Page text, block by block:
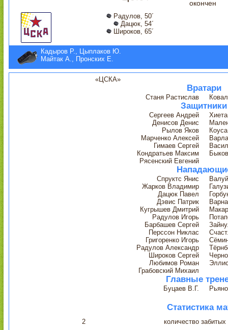
окончен
Радулов, 50´
Дацюк, 54´
Широков, 65´
Кадыров Р., Цыплаков Ю.
Майтак А., Пронских Е.
«ЦСКА»
Вратари
Станя Растислав
Защитники
Сергеев Андрей
Денисов Денис
Рылов Яков
Марченко Алексей
Гимаев Сергей
Кондратьев Максим
Рясенский Евгений
Спруктс Янис
Жарков Владимир
Дацюк Павел
Дэвис Патрик
Кугрышев Дмитрий
Радулов Игорь
Барбашев Сергей
Перссон Никлас
Григоренко Игорь
Радулов Александр
Широков Сергей
Любимов Роман
Грабовский Михаил
Главные
Буцаев В.Г.
Статистика
2
количество